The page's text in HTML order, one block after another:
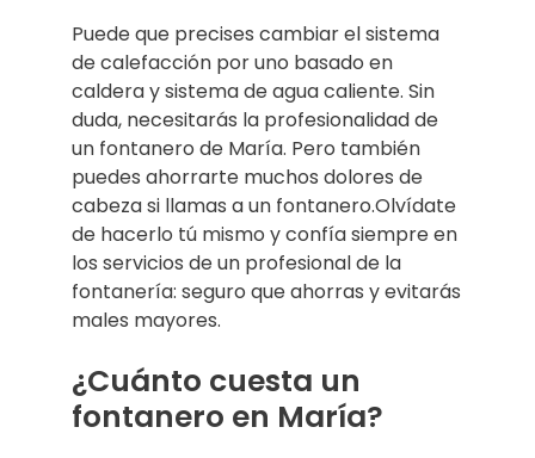
Puede que precises cambiar el sistema
de calefacción por uno basado en
caldera y sistema de agua caliente. Sin
duda, necesitarás la profesionalidad de
un fontanero de María. Pero también
puedes ahorrarte muchos dolores de
cabeza si llamas a un fontanero.Olvídate
de hacerlo tú mismo y confía siempre en
los servicios de un profesional de la
fontanería: seguro que ahorras y evitarás
males mayores.
¿Cuánto cuesta un
fontanero en María?